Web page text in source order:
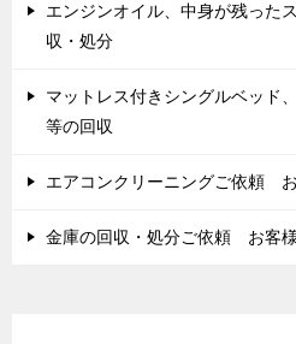
エンジンオイル、中身が残った
収・処分
マットレス付きシングルベッド
等の回収
エアコンクリーニングご依頼
金庫の回収・処分ご依頼 お客